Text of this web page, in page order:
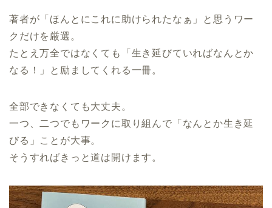
著者が「ほんとにこれに助けられたなぁ」と思うワー
クだけを厳選。
たとえ万全ではなくても「生き延びていればなんとか
なる！」と励ましてくれる一冊。
全部できなくても大丈夫。
一つ、二つでもワークに取り組んで「なんとか生き延
びる」ことが大事。
そうすればきっと道は開けます。